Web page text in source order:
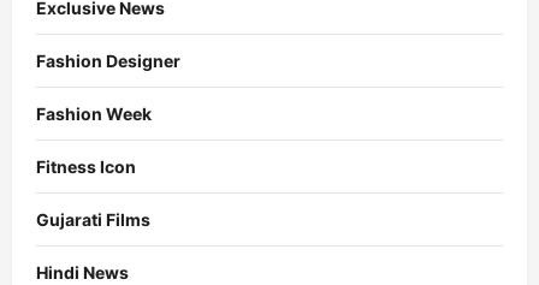
Exclusive News
Fashion Designer
Fashion Week
Fitness Icon
Gujarati Films
Hindi News